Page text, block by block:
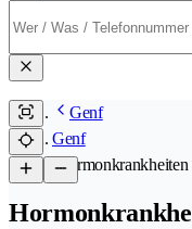
Genf
Genf
/